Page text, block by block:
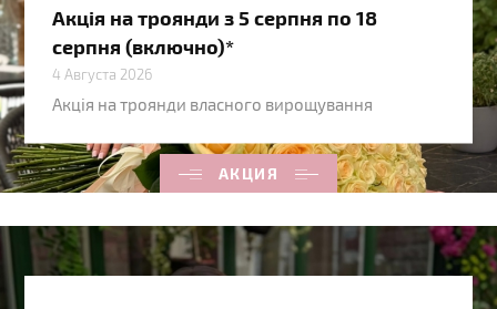
АКЦИЯ
Акція на троянди з 5 серпня по 18
серпня (включно)*
4 Августа 2026
Акція на троянди власного вирощування